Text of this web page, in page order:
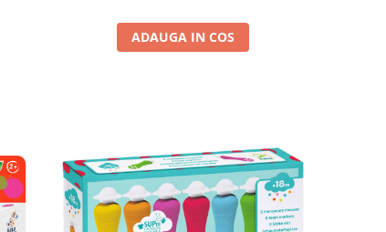
ADAUGA IN COS